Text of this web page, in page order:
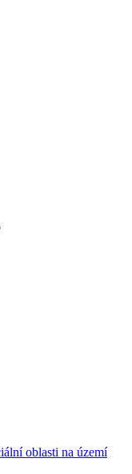
oblasti na území